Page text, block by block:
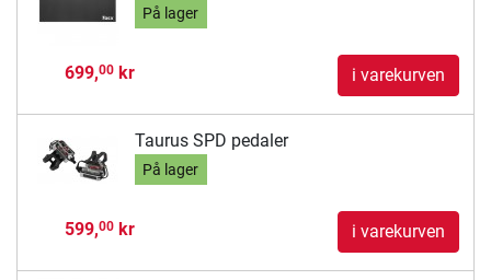
På lager
699,00kr i varekurven
Taurus SPD pedaler
På lager
599,00kr i varekurven